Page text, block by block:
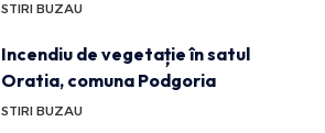
STIRI BUZAU
Incendiu de vegetație în satul
Oratia, comuna Podgoria
STIRI BUZAU